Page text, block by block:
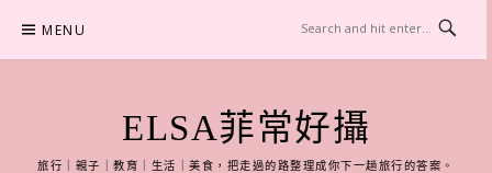
content
MENU
ELSA菲常好攝
旅行｜親子｜教育｜生活｜美食，把走過的路整理成你下一趟旅行的答案。